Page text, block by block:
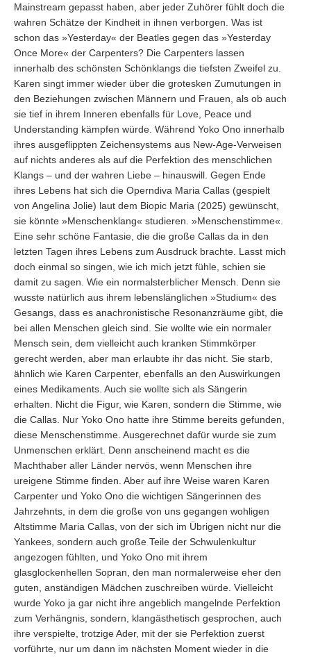
Mainstream gepasst haben, aber jeder Zuhörer fühlt doch die
wahren Schätze der Kindheit in ihnen verborgen. Was ist
schon das »Yesterday« der Beatles gegen das »Yesterday
Once More« der Carpenters? Die Carpenters lassen
innerhalb des schönsten Schönklangs die tiefsten Zweifel zu.
Karen singt immer wieder über die grotesken Zumutungen in
den Beziehungen zwischen Männern und Frauen, als ob auch
sie tief in ihrem Inneren ebenfalls für Love, Peace und
Understanding kämpfen würde. Während Yoko Ono innerhalb
ihres ausgeflippten Zeichensystems aus New-Age-Verweisen
auf nichts anderes als auf die Perfektion des menschlichen
Klangs – und der wahren Liebe – hinauswill. Gegen Ende
ihres Lebens hat sich die Operndiva Maria Callas (gespielt
von Angelina Jolie) laut dem Biopic Maria (2025) gewünscht,
sie könnte »Menschenklang« studieren. »Menschenstimme«.
Eine sehr schöne Fantasie, die die große Callas da in den
letzten Tagen ihres Lebens zum Ausdruck brachte. Lasst mich
doch einmal so singen, wie ich mich jetzt fühle, schien sie
damit zu sagen. Wie ein normalsterblicher Mensch. Denn sie
wusste natürlich aus ihrem lebenslänglichen »Studium« des
Gesangs, dass es anachronistische Resonanzräume gibt, die
bei allen Menschen gleich sind. Sie wollte wie ein normaler
Mensch sein, dem vielleicht auch kranken Stimmkörper
gerecht werden, aber man erlaubte ihr das nicht. Sie starb,
ähnlich wie Karen Carpenter, ebenfalls an den Auswirkungen
eines Medikaments. Auch sie wollte sich als Sängerin
erhalten. Nicht die Figur, wie Karen, sondern die Stimme, wie
die Callas. Nur Yoko Ono hatte ihre Stimme bereits gefunden,
diese Menschenstimme. Ausgerechnet dafür wurde sie zum
Unmenschen erklärt. Denn anscheinend macht es die
Machthaber aller Länder nervös, wenn Menschen ihre
ureigene Stimme finden. Aber auf ihre Weise waren Karen
Carpenter und Yoko Ono die wichtigen Sängerinnen des
Jahrzehnts, in dem die große von uns gegangen wohligen
Altstimme Maria Callas, von der sich im Übrigen nicht nur die
Yankees, sondern auch große Teile der Schwulenkultur
angezogen fühlten, und Yoko Ono mit ihrem
glasglockenhellen Sopran, den man normalerweise eher den
guten, anständigen Mädchen zuschreiben würde. Vielleicht
wurde Yoko ja gar nicht ihre angeblich mangelnde Perfektion
zum Verhängnis, sondern, klangästhetisch gesprochen, auch
ihre verspielte, trotzige Ader, mit der sie Perfektion zuerst
vorführte, nur um dann im nächsten Moment wieder in die